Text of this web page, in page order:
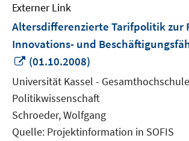
Externer Link
Altersdifferenzierte Tarifpolitik zur
Innovations- und
In
neuem
Fenster
öffnen
(01.10.2008)
Universität Kassel -
Politikwissenschaft
Schroeder, Wolfgang
Quelle: Projektinformation in SOFIS